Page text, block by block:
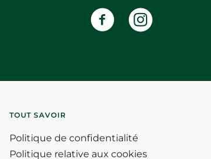
TOUT SAVOIR
Politique de confidentialité
Politique relative aux cookies